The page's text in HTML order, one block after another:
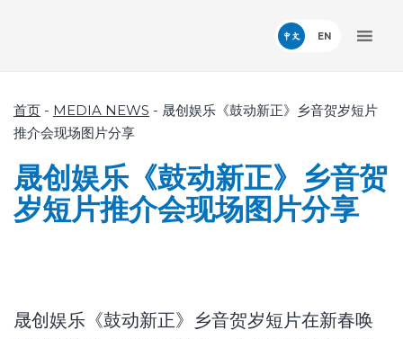
中文
首页 - MEDIA NEWS - 晟创娱乐《鼓动新正》乡音贺岁短片
推介会现场图片分享
晟创娱乐《鼓动新正》乡音贺
岁短片推介会现场图片分享
晟创娱乐《鼓动新正》乡音贺岁短片在新春唤